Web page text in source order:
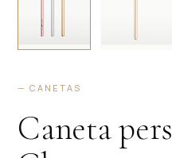
— CANETAS
Caneta